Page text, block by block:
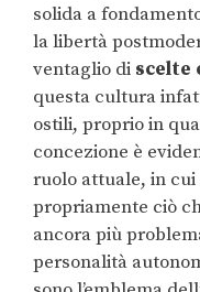
solida a
la libertà
ventaglio di scelte
questa cultura
ostili, proprio in
concezione è
ruolo attuale, in cui
propriamente ciò
ancora più
personalità